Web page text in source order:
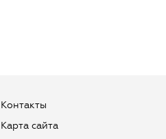
Контакты
Карта сайта